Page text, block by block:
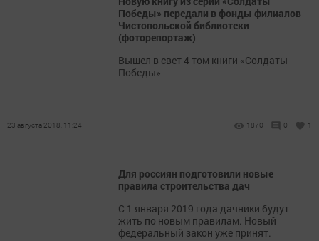
Победы» передали в фонды филиалов
Чистопольской библиотеки
(фоторепортаж)
Вышел в свет 4 том книги «Солдаты
Победы»
23 августа 2018, 11:24 1870 0 1
Для россиян подготовили новые
правила строительства дач
C 1 января 2019 года дачники будут
жить по новым правилам. Новый
федеральный закон уже принят.